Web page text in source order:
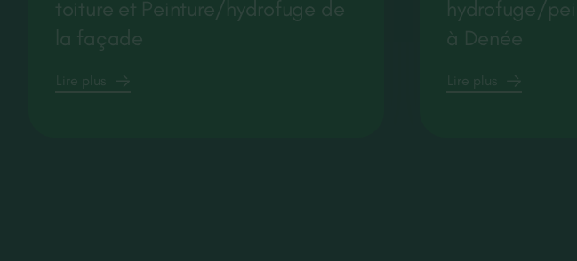
toiture et Peinture/hydrofuge de
la façade
Lire plus
hydrofuge/
à Denée
Lire plus